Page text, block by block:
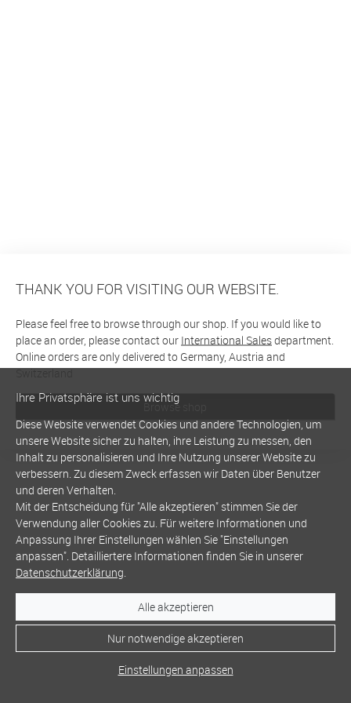
THANK YOU FOR VISITING OUR WEBSITE.
Please feel free to browse through our shop. If you would like to
place an order, please contact our International Salesdepartment.
Online orders are only delivered to Germany, Austria and
Switzerland
Browse shop
Ihre Privatsphäre ist uns wichtig
Diese Website verwendet Cookies und andere Technologien, um
unsere Website sicher zu halten, ihre Leistung zu messen, den
Inhalt zu personalisieren und Ihre Nutzung unserer Website zu
verbessern. Zu diesem Zweck erfassen wir Daten über Benutzer
und deren Verhalten.
Mit der Entscheidung für "Alle akzeptieren" stimmen Sie der
Verwendung aller Cookies zu. Für weitere Informationen und
Anpassung Ihrer Einstellungen wählen Sie "Einstellungen
anpassen". Detailliertere Informationen finden Sie in unserer
Datenschutzerklärung.
Alle akzeptieren
Nur notwendige akzeptieren
Einstellungen anpassen